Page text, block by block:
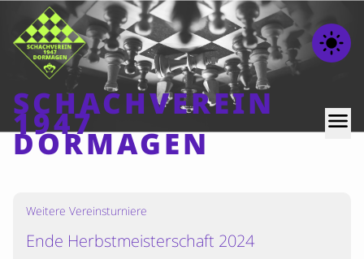
light_mode
SCHACHVEREIN
1947
DORMAGEN
menu
Beiträge
Mannschaften
Weitere Vereinsturniere
Ende Herbstmeisterschaft 2024